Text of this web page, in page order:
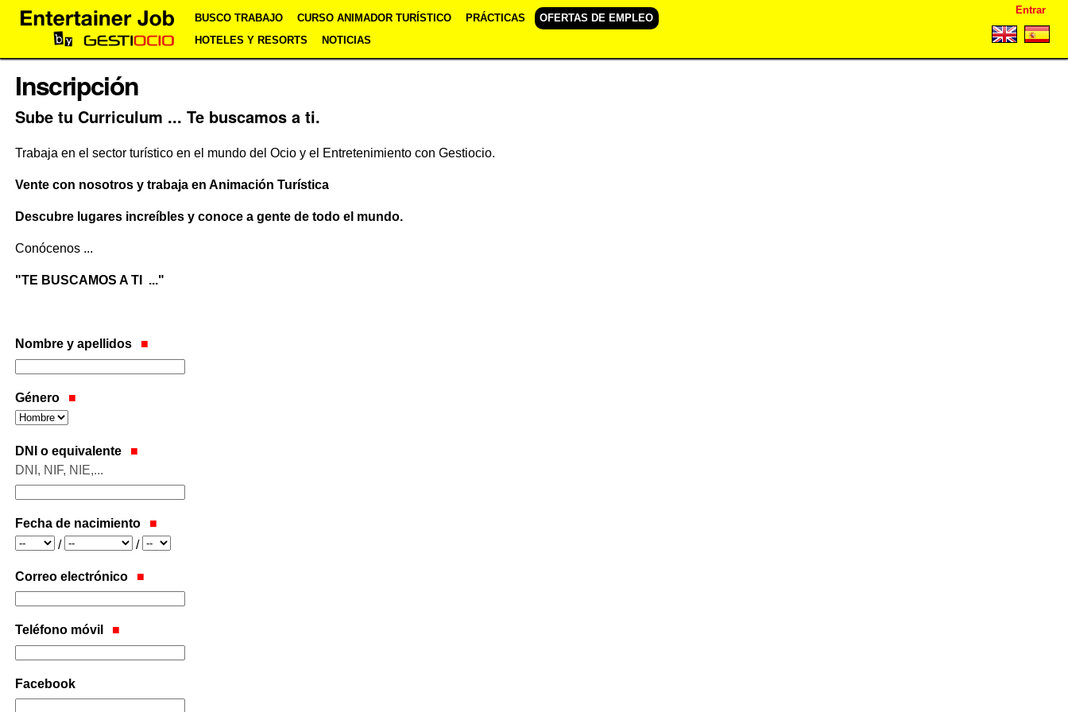
contenido.
Saltar
a
navegación
Personales
Entrar
BUSCO TRABAJO CURSO ANIMADOR TURÍSTICO PRÁCTICAS
OFERTAS DE EMPLEO
HOTELES Y RESORTS
NOTICIAS
Inscripción
Sube tu Curriculum ... Te buscamos a ti.
Trabaja en el sector turístico en el mundo del Ocio y el Entretenimiento con Gestiocio.
Vente con nosotros y trabaja en Animación Turística
Descubre lugares increíbles y conoce a gente de todo el mundo.
Conócenos ...
"TE BUSCAMOS A TI ..."
Nombre y apellidos
Género
DNI o equivalente
DNI, NIF, NIE,...
Fecha de nacimiento
Año
/
Mes /
Día
Correo electrónico
Teléfono móvil
Facebook